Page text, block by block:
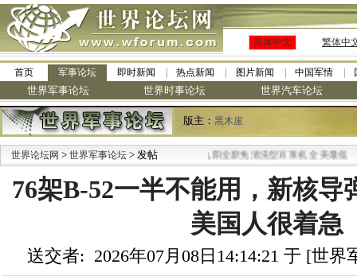
简体中文 繁体中
首页 军事论坛 即时新闻 热点新闻 图片新闻 中国军情
世界军事论坛 世界时事论坛 世界汽车论坛
版主： 黑木崖
世界论坛网 > 世界军事论坛 > 发帖 九阳全新免清洗型豆浆机 全美最低
76架B-52一半不能用，新核导
美国人很着急
送交者: 2026年07月08日14:14:21 于 [世